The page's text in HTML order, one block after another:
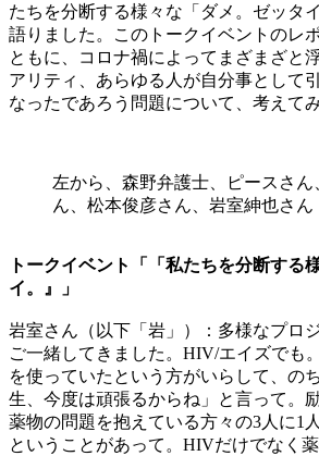
たちを分断する様々な「ダメ。ゼッタ
語りました。このトークイベントのレ
ともに、コロナ禍によってまざまざと
アリティ、あらゆる人が自分事として
なったであろう問題について、考えて
左から、森野弁護士、ピースさん
ん、松本俊彦さん、岩室紳也さん
トークイベント「「私たちを分断する
イ。』」
岩室さん（以下「岩」）：多様なプロ
ご一緒してきました。HIV/エイズでも
を使っていたという方がいらして、の
生、今度は頑張るからね」と言って。
薬物の問題を抱えている方々の3人に1
ということがあって。HIVだけでなく